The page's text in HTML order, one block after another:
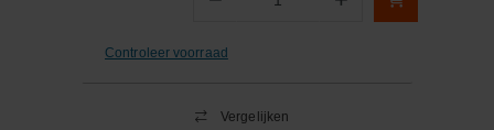
Aantal
Controleer voorraad
Vergelijken